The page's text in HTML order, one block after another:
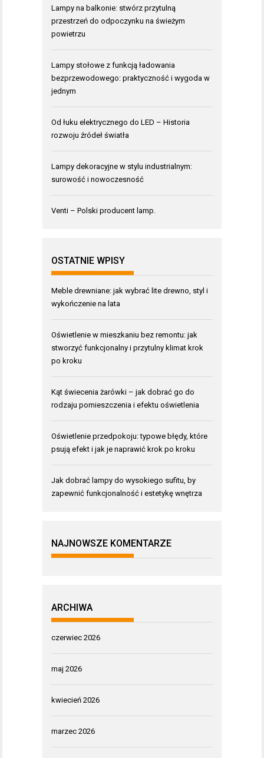
Lampy na balkonie: stwórz przytulną
przestrzeń do odpoczynku na świeżym
powietrzu
Lampy stołowe z funkcją ładowania
bezprzewodowego: praktyczność i wygoda w
jednym
Od łuku elektrycznego do LED – Historia
rozwoju źródeł światła
Lampy dekoracyjne w stylu industrialnym:
surowość i nowoczesność
Venti – Polski producent lamp.
OSTATNIE WPISY
Meble drewniane: jak wybrać lite drewno, styl i
wykończenie na lata
Oświetlenie w mieszkaniu bez remontu: jak
stworzyć funkcjonalny i przytulny klimat krok
po kroku
Kąt świecenia żarówki – jak dobrać go do
rodzaju pomieszczenia i efektu oświetlenia
Oświetlenie przedpokoju: typowe błędy, które
psują efekt i jak je naprawić krok po kroku
Jak dobrać lampy do wysokiego sufitu, by
zapewnić funkcjonalność i estetykę wnętrza
NAJNOWSZE KOMENTARZE
ARCHIWA
czerwiec 2026
maj 2026
kwiecień 2026
marzec 2026